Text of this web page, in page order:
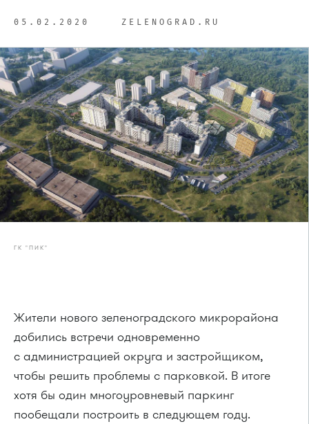
05.02.2020 ZELENOGRAD.RU
ГК "ПИК"
Жители нового зеленоградского микрорайона
добились встречи одновременно
с администрацией округа и застройщиком,
чтобы решить проблемы с парковкой. В итоге
хотя бы один многоуровневый паркинг
пообещали построить в следующем году.